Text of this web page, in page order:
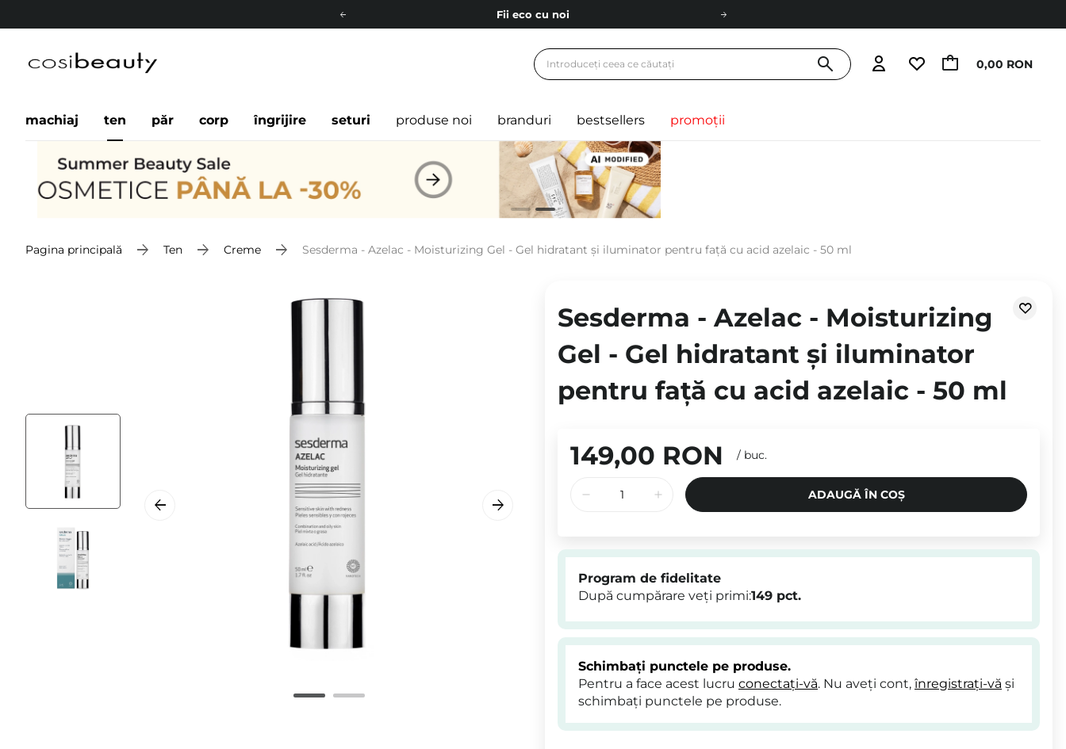
Fii eco cu noi
Livrare mai ieftină pentru comenzile de la 150 RON! 0,00 RON
machiaj ten păr corp îngrijire seturi produse noi branduri bestsellers promoții
Pagina principală Ten Creme Sesderma - Azelac - Moisturizing Gel - Gel hidratant și iluminator pentru față cu acid azelaic - 50 ml
Sesderma - Azelac - Moisturizing
Gel - Gel hidratant și iluminator
pentru față cu acid azelaic - 50 ml
149,00 RON / buc.
ADAUGĂ ÎN COȘ
Program de fidelitate
După cumpărare veți primi:149 pct.
Schimbați punctele pe produse.
Pentru a face acest lucru conectați-vă. Nu aveți cont, înregistrați-vă și
schimbați punctele pe produse.